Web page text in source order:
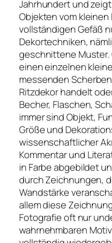
Jahrhundert und
Objekten vom
vollständigen Gefäß
Dekortechniken,
geschnittene Muster.
einen einzelnen
messenden
Ritzdekor handelt
Becher, Flaschen,
immer sind Objekt,
Größe und
wissenschaftlicher
Kommentar und
in Farbe abgebildet
durch Zeichnungen,
Wandstärke
allem diese
Fotografie oft nur
wahrnehmbaren